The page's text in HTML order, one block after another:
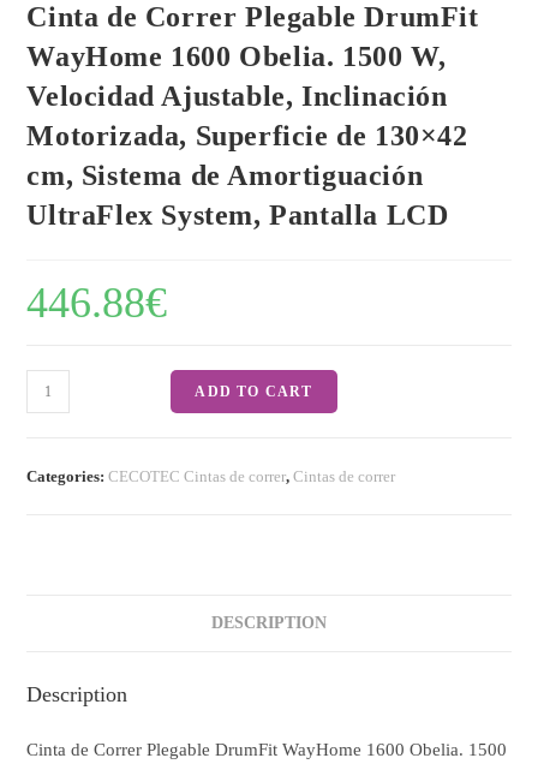
Cinta de Correr Plegable DrumFit
WayHome 1600 Obelia. 1500 W,
Velocidad Ajustable, Inclinación
Motorizada, Superficie de 130×42
cm, Sistema de Amortiguación
UltraFlex System, Pantalla LCD
446.88€
Cinta
de
Plegable
Velocidad
Inclinación
ADD TO CART
Categories:CECOTEC Cintas de correr,Cintas de correr
DESCRIPTION
Description
Cinta de Correr Plegable DrumFit WayHome 1600 Obelia. 1500